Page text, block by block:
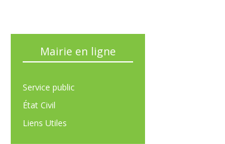
Mairie en ligne
Service public
État Civil
Liens Utiles